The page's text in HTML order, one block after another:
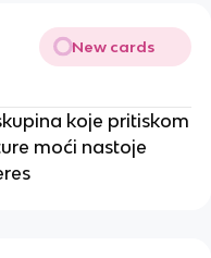
New cards
koje pritiskom
moći nastoje